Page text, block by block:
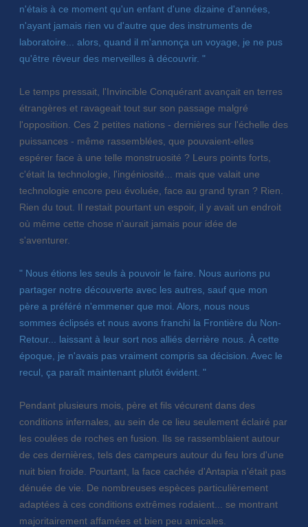
n'étais à ce moment qu'un enfant d'une dizaine d'années,
n'ayant jamais rien vu d'autre que des instruments de
laboratoire... alors, quand il m'annonça un voyage, je ne pus
qu'être rêveur des merveilles à découvrir. "
Le temps pressait, l'Invincible Conquérant avançait en terres
étrangères et ravageait tout sur son passage malgré
l'opposition. Ces 2 petites nations - dernières sur l'échelle des
puissances - même rassemblées, que pouvaient-elles
espérer face à une telle monstruosité ? Leurs points forts,
c'était la technologie, l'ingéniosité... mais que valait une
technologie encore peu évoluée, face au grand tyran ? Rien.
Rien du tout. Il restait pourtant un espoir, il y avait un endroit
où même cette chose n'aurait jamais pour idée de
s'aventurer.
" Nous étions les seuls à pouvoir le faire. Nous aurions pu
partager notre découverte avec les autres, sauf que mon
père a préféré n'emmener que moi. Alors, nous nous
sommes éclipsés et nous avons franchi la Frontière du Non-
Retour... laissant à leur sort nos alliés derrière nous. À cette
époque, je n'avais pas vraiment compris sa décision. Avec le
recul, ça paraît maintenant plutôt évident. "
Pendant plusieurs mois, père et fils vécurent dans des
conditions infernales, au sein de ce lieu seulement éclairé par
les coulées de roches en fusion. Ils se rassemblaient autour
de ces dernières, tels des campeurs autour du feu lors d'une
nuit bien froide. Pourtant, la face cachée d'Antapia n'était pas
dénuée de vie. De nombreuses espèces particulièrement
adaptées à ces conditions extrêmes rodaient... se montrant
majoritairement affamées et bien peu amicales.